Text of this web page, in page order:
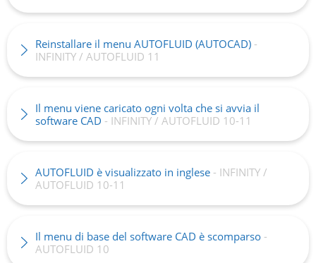
Reinstallare il menu AUTOFLUID (AUTOCAD) -
INFINITY / AUTOFLUID 11
Il menu viene caricato ogni volta che si avvia il
software CAD - INFINITY / AUTOFLUID 10-11
AUTOFLUID è visualizzato in inglese - INFINITY /
AUTOFLUID 10-11
Il menu di base del software CAD è scomparso -
AUTOFLUID 10